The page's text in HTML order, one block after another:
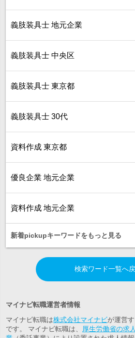
義肢装具士 地元企業
義肢装具士 中央区
義肢装具士 東京都
義肢装具士 30代
資料作成 東京都
優良企業 地元企業
資料作成 地元企業
新着pickupキーワードをもっと見る
検索ワード一覧へ
マイナビ転職運営者情報
マイナビ転職は株式会社マイナビが運営
です。 マイナビ転職は、
厚生労働省の求